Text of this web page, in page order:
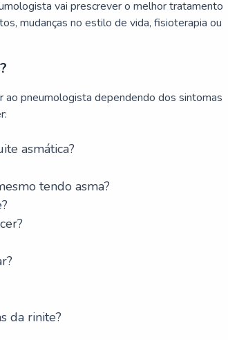
vai prescrever o melhor tratamento
mudanças no estilo de vida, fisioterapia ou
pneumologista dependendo dos sintomas
asmática?
tendo asma?
da rinite?